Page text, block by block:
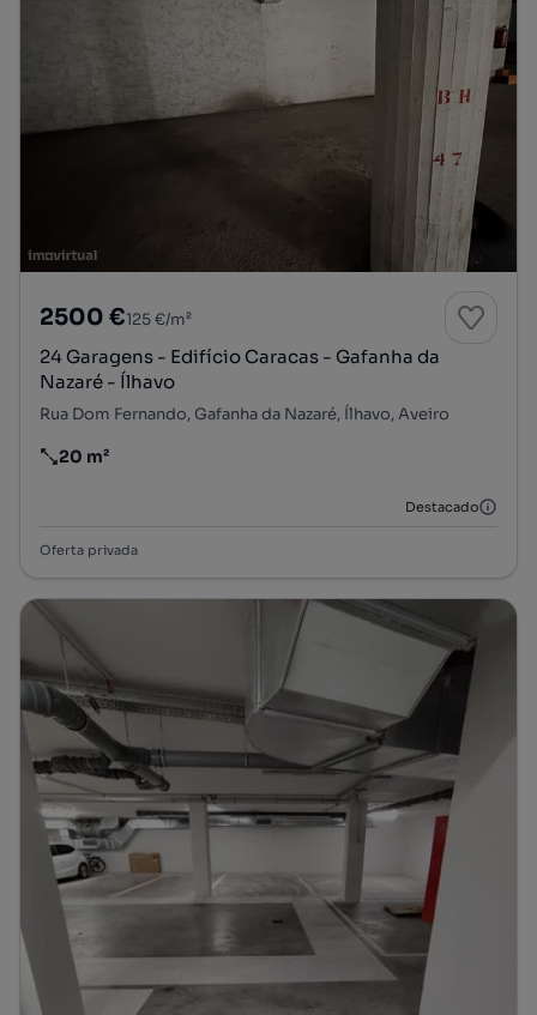
2500 €125 €/m²
24 Garagens - Edifício Caracas - Gafanha da
Nazaré - Ílhavo
Rua Dom Fernando, Gafanha da Nazaré, Ílhavo, Aveiro
Preço por metro quadrado
20 m²
Destacado
Oferta privada